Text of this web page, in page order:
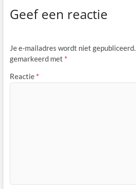
Geef een reactie
Je e-mailadres wordt niet gepubliceerd.
gemarkeerd met *
Reactie *